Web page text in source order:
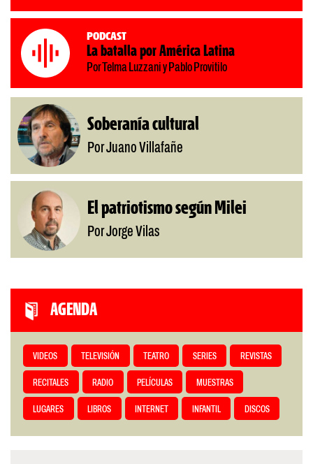
Podcast
La batalla por América Latina
Por Telma Luzzani y Pablo Provitilo
Soberanía cultural
Por Juano Villafañe
El patriotismo según Milei
Por Jorge Vilas
AGENDA
VIDEOS TELEVISIÓN TEATRO SERIES REVISTAS
RECITALES RADIO PELÍCULAS MUESTRAS
LUGARES LIBROS INTERNET INFANTIL DISCOS